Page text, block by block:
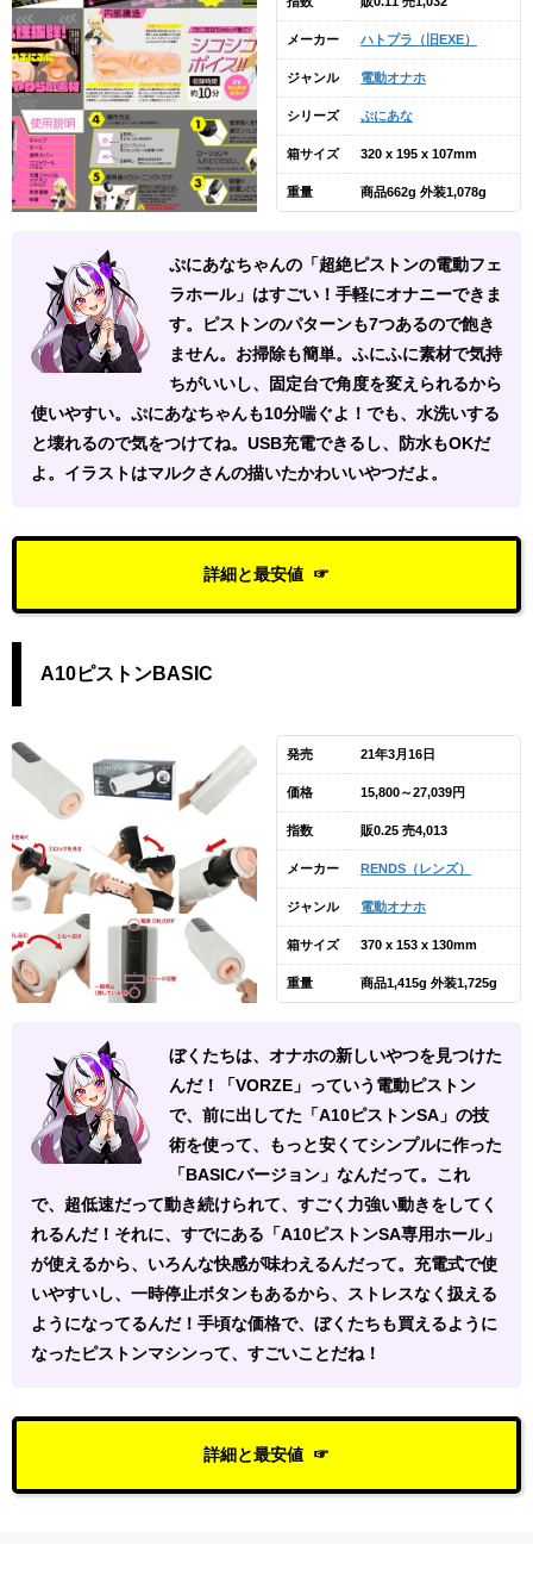
メーカー ハトプラ（旧EXE）
ジャンル 電動オナホ
シリーズ ぷにあな
箱サイズ 320 x 195 x 107mm
重量 商品662g 外装1,078g
ぷにあなちゃんの「超絶ピストンの電動フェ
ラホール」はすごい！手軽にオナニーできま
す。ピストンのパターンも7つあるので飽き
ません。お掃除も簡単。ふにふに素材で気持
ちがいいし、固定台で角度を変えられるから
使いやすい。ぷにあなちゃんも10分喘ぐよ！でも、水洗いする
と壊れるので気をつけてね。USB充電できるし、防水もOKだ
よ。イラストはマルクさんの描いたかわいいやつだよ。
詳細と最安値
A10ピストンBASIC
発売 21年3月16日
価格 15,800～27,039円
指数 販0.25 売4,013
メーカー RENDS（レンズ）
ジャンル 電動オナホ
箱サイズ 370 x 153 x 130mm
重量 商品1,415g 外装1,725g
ぼくたちは、オナホの新しいやつを見つけた
んだ！「VORZE」っていう電動ピストン
で、前に出してた「A10ピストンSA」の技
術を使って、もっと安くてシンプルに作った
「BASICバージョン」なんだって。これ
で、超低速だって動き続けられて、すごく力強い動きをしてく
れるんだ！それに、すでにある「A10ピストンSA専用ホール」
が使えるから、いろんな快感が味わえるんだって。充電式で使
いやすいし、一時停止ボタンもあるから、ストレスなく扱える
ようになってるんだ！手頃な価格で、ぼくたちも買えるように
なったピストンマシンって、すごいことだね！
詳細と最安値